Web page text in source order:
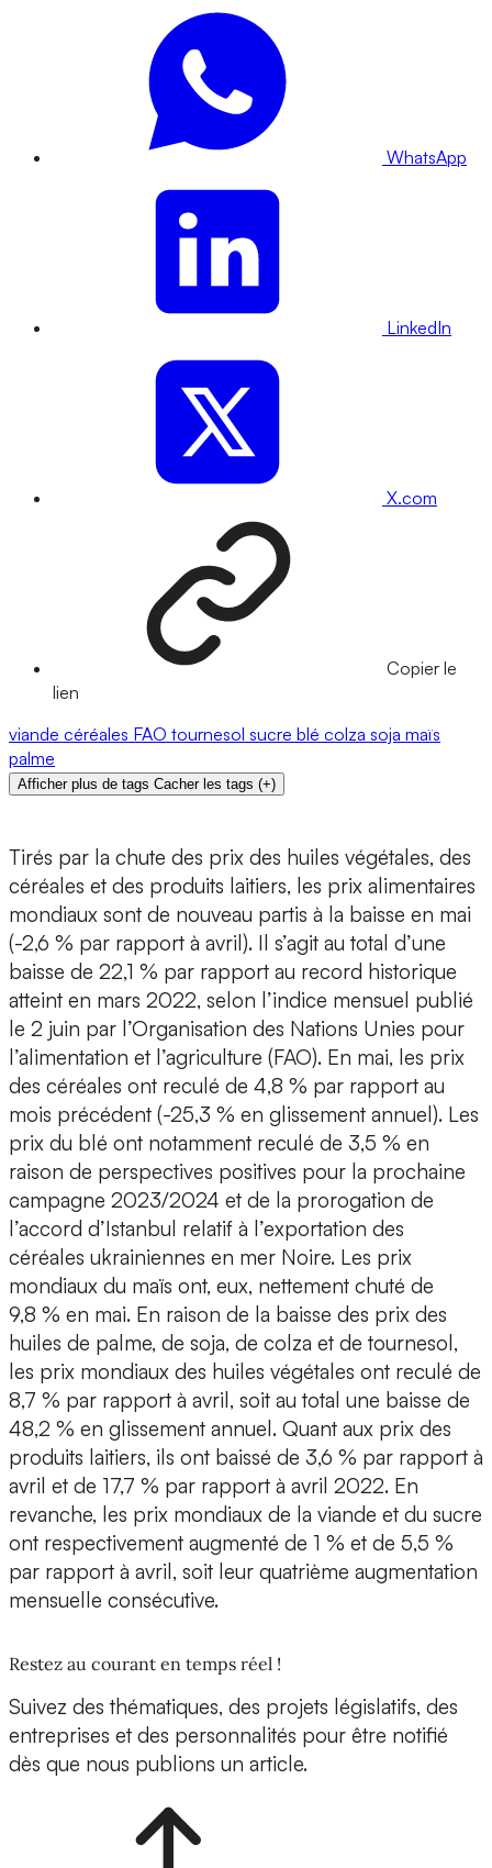
WhatsApp
LinkedIn
X.com
Copier le
lien
viande céréales FAO tournesol sucre blé colza soja maïs
palme
Afficher plus de tags Cacher les tags (+)
Tirés par la chute des prix des huiles végétales, des
céréales et des produits laitiers, les prix alimentaires
mondiaux sont de nouveau partis à la baisse en mai
(-2,6 % par rapport à avril). Il s’agit au total d’une
baisse de 22,1 % par rapport au record historique
atteint en mars 2022, selon l’indice mensuel publié
le 2 juin par l’Organisation des Nations Unies pour
l’alimentation et l’agriculture (FAO). En mai, les prix
des céréales ont reculé de 4,8 % par rapport au
mois précédent (-25,3 % en glissement annuel). Les
prix du blé ont notamment reculé de 3,5 % en
raison de perspectives positives pour la prochaine
campagne 2023/2024 et de la prorogation de
l’accord d’Istanbul relatif à l’exportation des
céréales ukrainiennes en mer Noire. Les prix
mondiaux du maïs ont, eux, nettement chuté de
9,8 % en mai. En raison de la baisse des prix des
huiles de palme, de soja, de colza et de tournesol,
les prix mondiaux des huiles végétales ont reculé de
8,7 % par rapport à avril, soit au total une baisse de
48,2 % en glissement annuel. Quant aux prix des
produits laitiers, ils ont baissé de 3,6 % par rapport à
avril et de 17,7 % par rapport à avril 2022. En
revanche, les prix mondiaux de la viande et du sucre
ont respectivement augmenté de 1 % et de 5,5 %
par rapport à avril, soit leur quatrième augmentation
mensuelle consécutive.
Restez au courant en temps réel !
Suivez des thématiques, des projets législatifs, des
entreprises et des personnalités pour être notifié
dès que nous publions un article.